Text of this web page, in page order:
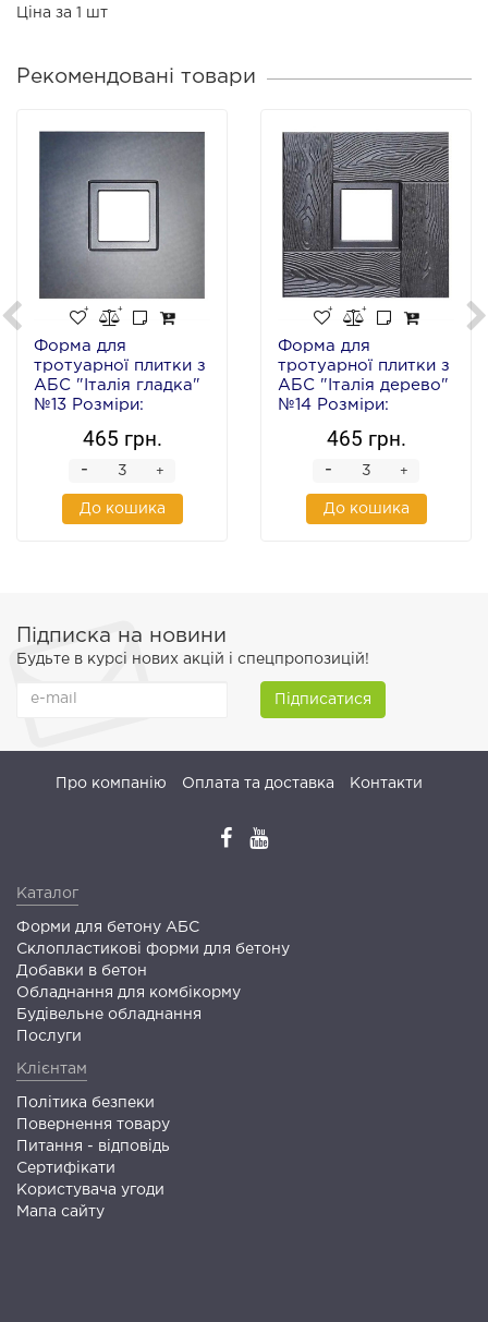
Ціна за 1 шт
Рекомендовані товари
Форма для
тротуарної плитки з
АБС "Італія гладка"
№13 Розміри:
465 грн.
+
-
До кошика
Форма для
тротуарної плитки з
АБС "Італія дерево"
№14 Розміри:
465 грн.
+
-
До кошика
Підписка на новини
Будьте в курсі нових акцій і спецпропозицій!
Підписатися
Про компанію Оплата та доставка Контакти
Каталог
Форми для бетону АБС
Склопластикові форми для бетону
Добавки в бетон
Обладнання для комбікорму
Будівельне обладнання
Послуги
Клієнтам
Політика безпеки
Повернення товару
Питання - відповідь
Сертифікати
Користувача угоди
Мапа сайту